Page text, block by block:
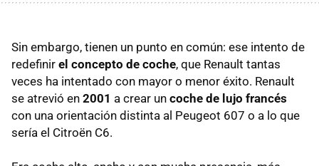
Sin embargo, tienen un punto en común: ese intento de
redefinir el concepto de coche, que Renault tantas
veces ha intentado con mayor o menor éxito. Renault
se atrevió en 2001 a crear un coche de lujo francés
con una orientación distinta al Peugeot 607 o a lo que
sería el Citroën C6.